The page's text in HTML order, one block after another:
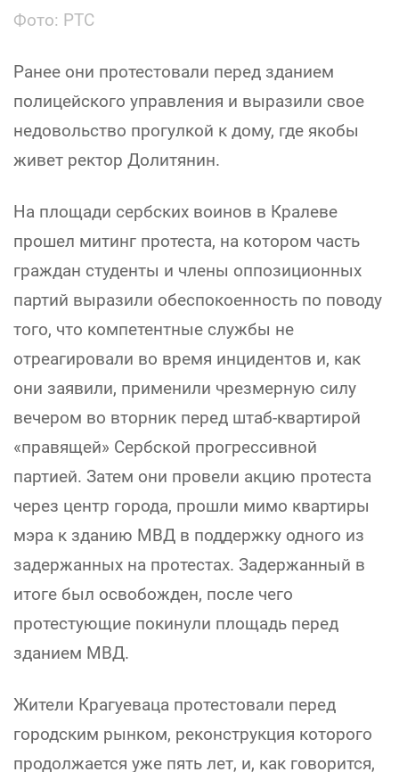
Фото: РТС
Ранее они протестовали перед зданием
полицейского управления и выразили свое
недовольство прогулкой к дому, где якобы
живет ректор Долитянин.
На площади сербских воинов в Кралеве
прошел митинг протеста, на котором часть
граждан студенты и члены оппозиционных
партий выразили обеспокоенность по поводу
того, что компетентные службы не
отреагировали во время инцидентов и, как
они заявили, применили чрезмерную силу
вечером во вторник перед штаб-квартирой
«правящей» Сербской прогрессивной
партией. Затем они провели акцию протеста
через центр города, прошли мимо квартиры
мэра к зданию МВД в поддержку одного из
задержанных на протестах. Задержанный в
итоге был освобожден, после чего
протестующие покинули площадь перед
зданием МВД.
Жители Крагуеваца протестовали перед
городским рынком, реконструкция которого
продолжается уже пять лет, и, как говорится,